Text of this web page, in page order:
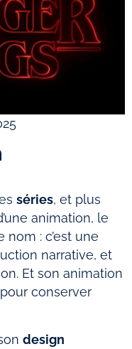
séries, et plus
animation, le
nom : c’est une
narrative, et
Et son animation
conserver
design